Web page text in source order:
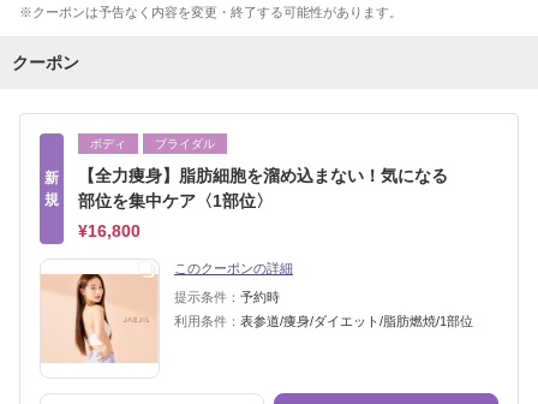
クーポンは予告なく内容を変更・終了する可能性があります。
クーポン
新
規
ボディ ブライダル
【全力痩身】脂肪細胞を溜め込まない！気になる
部位を集中ケア〈1部位〉
¥16,800
このクーポンの詳細
提示条件： 予約時
利用条件： 表参道/痩身/ダイエット/脂肪燃焼/1部位